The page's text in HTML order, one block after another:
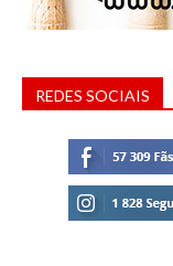
REDES SOCIAIS